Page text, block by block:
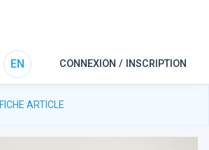
EN CONNEXION / INSCRIPTION
FICHE ARTICLE